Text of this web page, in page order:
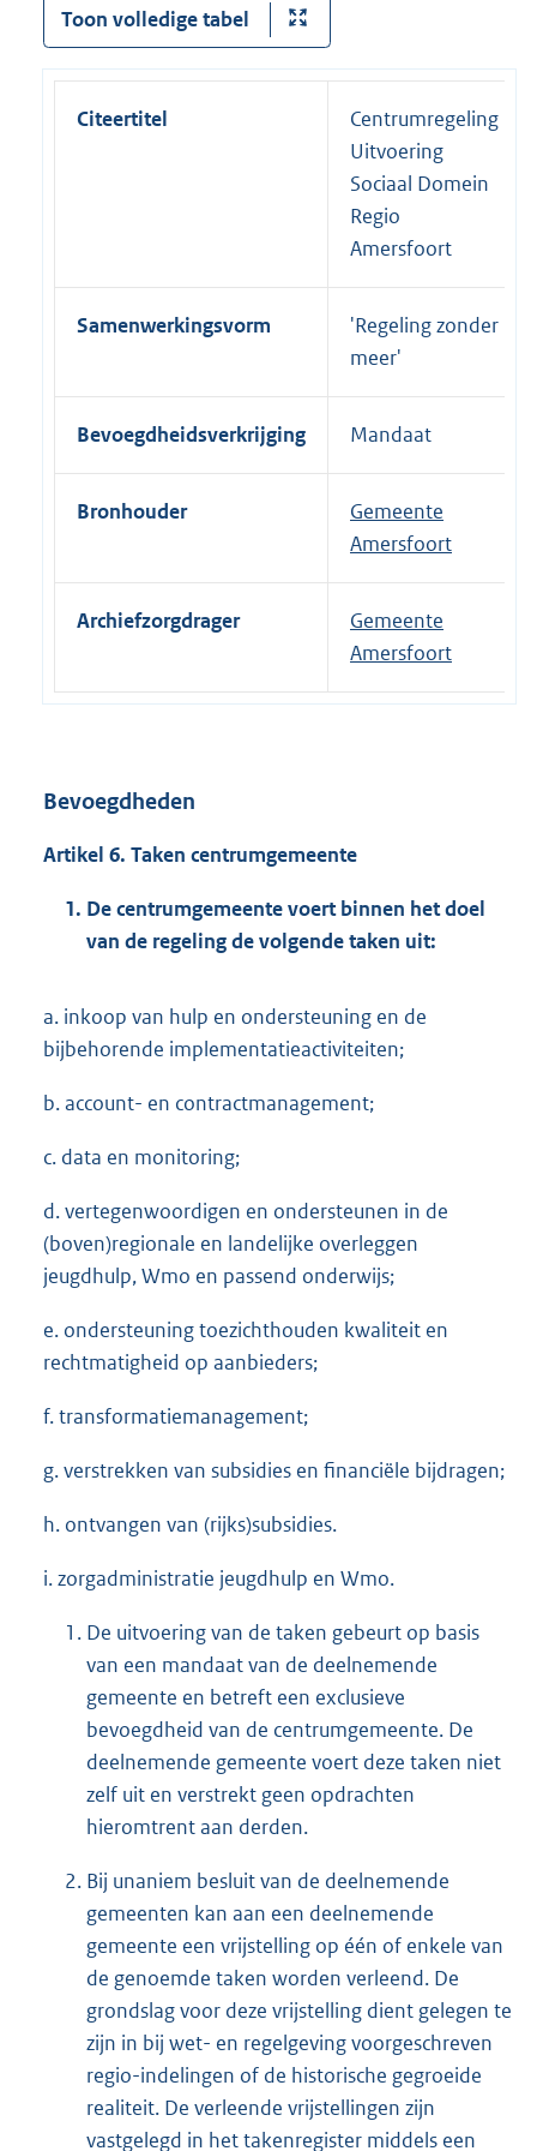
k
Toon volledige tabel
Citeertitel
Centrumregeling
Uitvoering
Sociaal Domein
Regio
Amersfoort
Samenwerkingsvorm
'Regeling zonder
meer'
Bevoegdheidsverkrijging Mandaat
Bronhouder
Gemeente
Amersfoort
Archiefzorgdrager
Gemeente
Amersfoort
Bevoegdheden
Artikel 6. Taken centrumgemeente
De centrumgemeente voert binnen het doel
van de regeling de volgende taken uit:
a. inkoop van hulp en ondersteuning en de
bijbehorende implementatieactiviteiten;
b. account- en contractmanagement;
c. data en monitoring;
d. vertegenwoordigen en ondersteunen in de
(boven)regionale en landelijke overleggen
jeugdhulp, Wmo en passend onderwijs;
e. ondersteuning toezichthouden kwaliteit en
rechtmatigheid op aanbieders;
f. transformatiemanagement;
g. verstrekken van subsidies en financiële bijdragen;
h. ontvangen van (rijks)subsidies.
i. zorgadministratie jeugdhulp en Wmo.
De uitvoering van de taken gebeurt op basis
van een mandaat van de deelnemende
gemeente en betreft een exclusieve
bevoegdheid van de centrumgemeente. De
deelnemende gemeente voert deze taken niet
zelf uit en verstrekt geen opdrachten
hieromtrent aan derden.
Bij unaniem besluit van de deelnemende
gemeenten kan aan een deelnemende
gemeente een vrijstelling op één of enkele van
de genoemde taken worden verleend. De
grondslag voor deze vrijstelling dient gelegen te
zijn in bij wet- en regelgeving voorgeschreven
regio-indelingen of de historische gegroeide
realiteit. De verleende vrijstellingen zijn
vastgelegd in het takenregister middels een